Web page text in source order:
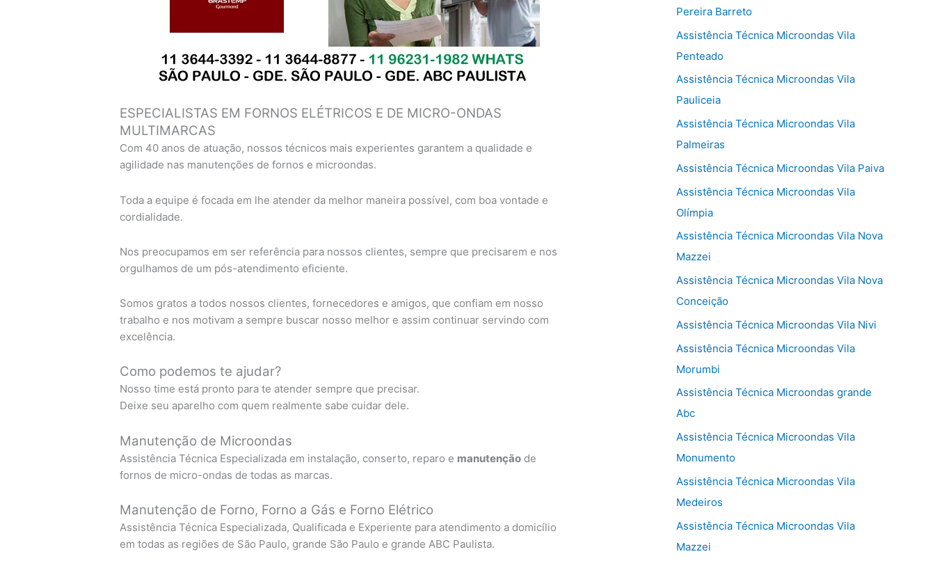
ESPECIALISTAS EM FORNOS ELÉTRICOS E DE MICRO-ONDAS
MULTIMARCAS
Com 40 anos de atuação, nossos técnicos mais experientes garantem a qualidade e
agilidade nas manutenções de fornos e microondas.
Toda a equipe é focada em lhe atender da melhor maneira possível, com boa vontade e
cordialidade.
Nos preocupamos em ser referência para nossos clientes, sempre que precisarem e nos
orgulhamos de um pós-atendimento eficiente.
Somos gratos a todos nossos clientes, fornecedores e amigos, que confiam em nosso
trabalho e nos motivam a sempre buscar nosso melhor e assim continuar servindo com
excelência.
Como podemos te ajudar?
Nosso time está pronto para te atender sempre que precisar.
Deixe seu aparelho com quem realmente sabe cuidar dele.
Manutenção de Microondas
Assistência Técnica Especializada em instalação, conserto, reparo e manutenção de
fornos de micro-ondas de todas as marcas.
Manutenção de Forno, Forno a Gás e Forno Elétrico
Assistência Técnica Especializada, Qualificada e Experiente para atendimento a domicílio
em todas as regiões de São Paulo, grande São Paulo e grande ABC Paulista.
Pereira Barreto
Assistência Técnica Microondas Vila
Penteado
Assistência Técnica Microondas Vila
Pauliceia
Assistência Técnica Microondas Vila
Palmeiras
Assistência Técnica Microondas Vila Paiva
Assistência Técnica Microondas Vila
Olímpia
Assistência Técnica Microondas Vila Nova
Mazzei
Assistência Técnica Microondas Vila Nova
Conceição
Assistência Técnica Microondas Vila Nivi
Assistência Técnica Microondas Vila
Morumbi
Assistência Técnica Microondas grande
Abc
Assistência Técnica Microondas Vila
Monumento
Assistência Técnica Microondas Vila
Medeiros
Assistência Técnica Microondas Vila
Mazzei